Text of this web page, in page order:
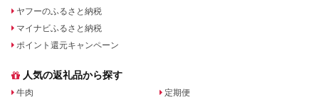
ヤフーのふるさと納税
マイナビふるさと納税
ポイント還元キャンペーン
人気の返礼品から探す
牛肉
定期便